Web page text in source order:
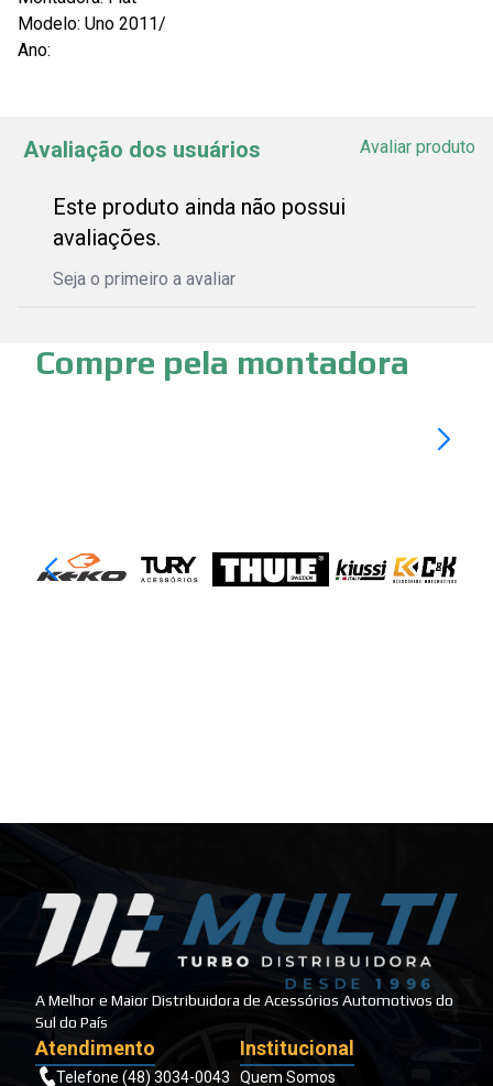
Modelo: Uno 2011/
Ano:
Avaliação dos usuários Avaliar produto
Este produto ainda não possui
avaliações.
Seja o primeiro a avaliar
Compre pela montadora
A Melhor e Maior Distribuidora de Acessórios Automotivos do
Sul do País
Atendimento
Telefone (48) 3034-0043
Institucional
Quem Somos